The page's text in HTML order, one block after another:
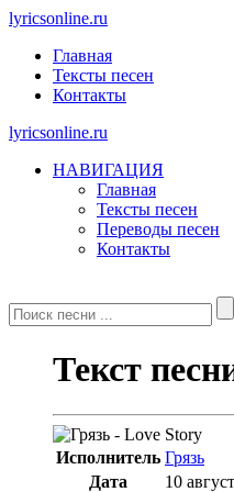
lyricsonline.ru
Главная
Тексты песен
Контакты
lyricsonline.ru
НАВИГАЦИЯ
Главная
Тексты песен
Переводы песен
Контакты
Текст
Исполнитель Грязь
Дата
10 август